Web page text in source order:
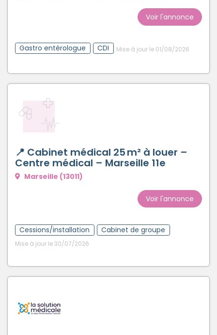
Voir l'annonce
Gastro entérologue CDI Mise à jour le 01/08/2026
📍 Cabinet médical 25 m² à louer –
Centre médical – Marseille 11e
Marseille (13011)
Voir l'annonce
Cessions/installation Cabinet de groupe
Mise à jour le 30/07/2026